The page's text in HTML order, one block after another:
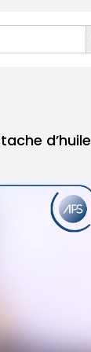
d’huile